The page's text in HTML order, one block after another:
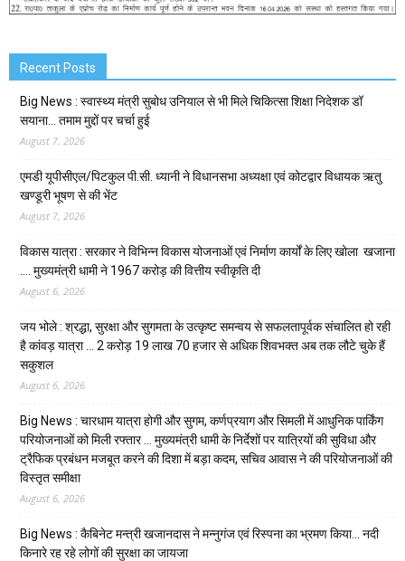
Recent Posts
Big News : स्वास्थ्य मंत्री सुबोध उनियाल से भी मिले चिकित्सा शिक्षा निदेशक डॉ
सयाना… तमाम मुद्दों पर चर्चा हुई
August 7, 2026
एमडी यूपीसीएल/पिटकुल पी.सी. ध्यानी ने विधानसभा अध्यक्षा एवं कोटद्वार विधायक ऋतु
खण्डूरी भूषण से की भेंट
August 7, 2026
विकास यात्रा : सरकार ने विभिन्न विकास योजनाओं एवं निर्माण कार्यों के लिए खोला खजाना
…. मुख्यमंत्री धामी ने ₹1967 करोड़ की वित्तीय स्वीकृति दी
August 6, 2026
जय भोले : श्रद्धा, सुरक्षा और सुगमता के उत्कृष्ट समन्वय से सफलतापूर्वक संचालित हो रही
है कांवड़ यात्रा … 2 करोड़ 19 लाख 70 हजार से अधिक शिवभक्त अब तक लौटे चुके हैं
सकुशल
August 6, 2026
Big News : चारधाम यात्रा होगी और सुगम, कर्णप्रयाग और सिमली में आधुनिक पार्किंग
परियोजनाओं को मिली रफ्तार … मुख्यमंत्री धामी के निर्देशों पर यात्रियों की सुविधा और
ट्रैफिक प्रबंधन मजबूत करने की दिशा में बड़ा कदम, सचिव आवास ने की परियोजनाओं की
विस्तृत समीक्षा
August 6, 2026
Big News : कैबिनेट मन्त्री खजानदास ने मन्नुगंज एवं रिस्पना का भ्रमण किया… नदी
किनारे रह रहे लोगों की सुरक्षा का जायजा